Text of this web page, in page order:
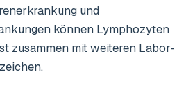
und
können Lymphozyten
zusammen mit weiteren Labor-